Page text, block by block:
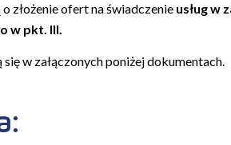
złożenie ofert na świadczenie usług w
w pkt. III.
w załączonych poniżej dokumentach.